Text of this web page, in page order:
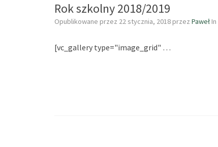
Rok szkolny 2018/2019
Opublikowane przez 22 stycznia, 2018 przez Paweł In
[vc_gallery type="image_grid" …